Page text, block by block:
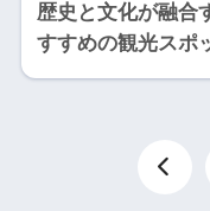
歴史と文化が融合
すすめの観光スポ